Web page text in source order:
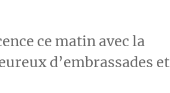
ce matin avec la
d’embrassades et